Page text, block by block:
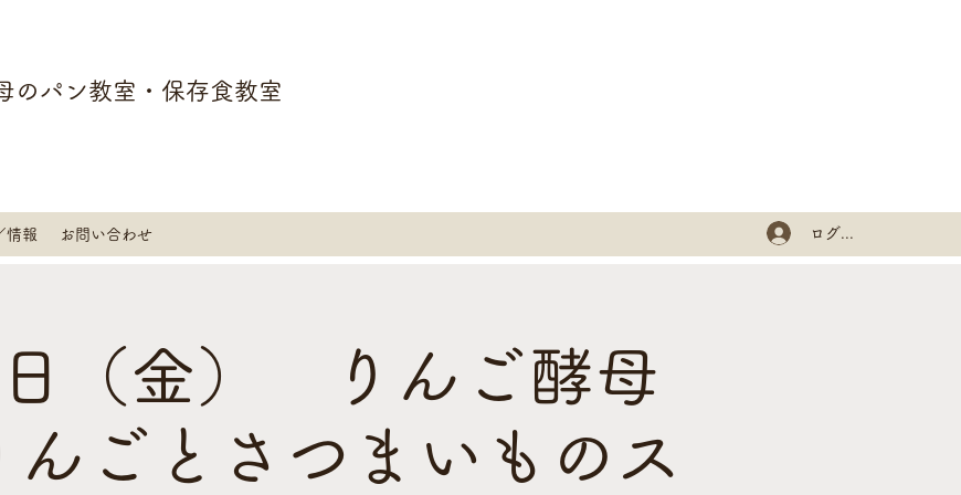
パン教室・保存食教室
情報 お問い合わせ ログイン
（金） りんご酵母
んごとさつまいものス